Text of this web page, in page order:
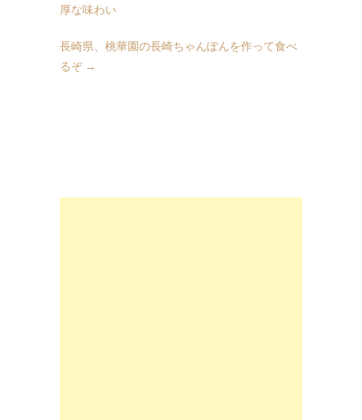
厚な味わい
長崎県、桃華園の長崎ちゃんぽんを作って食べ
るぞ →